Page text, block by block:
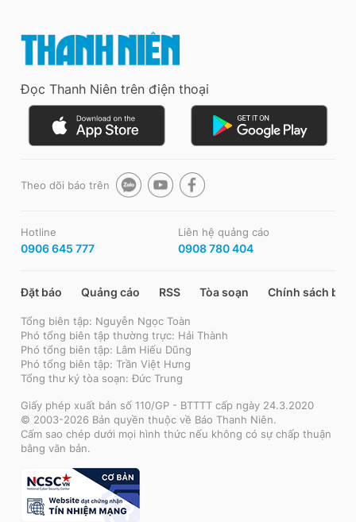
Đọc Thanh Niên trên điện thoại
Theo dõi báo trên
Hotline
0906 645 777
Liên hệ quảng cáo
0908 780 404
Đặt báo Quảng cáo RSS Tòa soạn Chính sách bảo
Tổng biên tập: Nguyễn Ngọc Toàn
Phó tổng biên tập thường trực: Hải Thành
Phó tổng biên tập: Lâm Hiếu Dũng
Phó tổng biên tập: Trần Việt Hưng
Tổng thư ký tòa soạn: Đức Trung
Giấy phép xuất bản số 110/GP - BTTTT cấp ngày 24.3.2020
© 2003-2026 Bản quyền thuộc về Báo Thanh Niên.
Cấm sao chép dưới mọi hình thức nếu không có sự chấp thuận
bằng văn bản.